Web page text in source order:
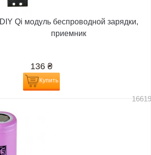
DIY Qi модуль беспроводной зарядки,
приемник
136 ₴
Купить